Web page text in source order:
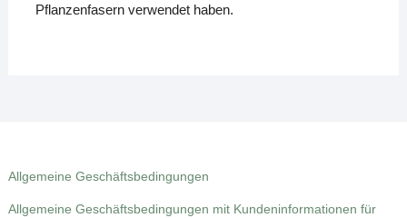
Pflanzenfasern verwendet haben.
Allgemeine Geschäftsbedingungen
Allgemeine Geschäftsbedingungen mit Kundeninformationen für